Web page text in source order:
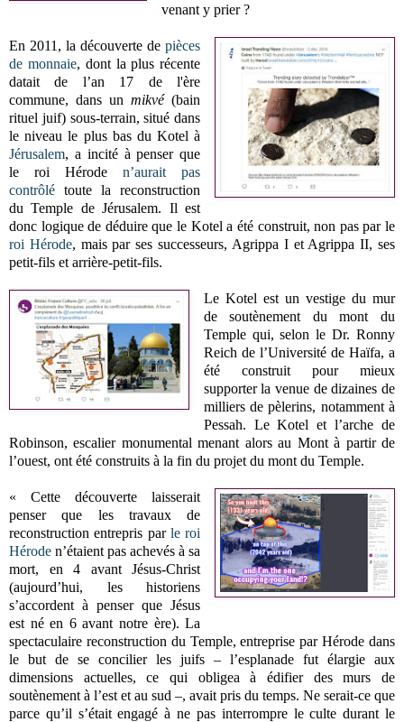
venant y prier ?
En 2011, la découverte depièces
de monnaie, dont la plus récente
datait de l’an 17 de l'ère
commune, dans unmikvé(bain
rituel juif) sous-terrain, situé dans
le niveau le plus bas du Kotel à
Jérusalem, a incité à penser que
le roi Héroden’aurait pas
contrôlé toute la reconstruction
du Temple de Jérusalem. Il est
donc logique de déduire que le Kotel a été construit, non pas par le
roi Hérode, mais par ses successeurs, Agrippa I et Agrippa II, ses
petit-fils et arrière-petit-fils.
Le Kotel est un vestige du mur
de soutènement du mont du
Temple qui, selon le Dr. Ronny
Reich de l’Université de Haïfa, a
été construit pour mieux
supporter la venue de dizaines de
milliers de pèlerins, notamment à
Pessah. Le Kotel et l’arche de
Robinson, escalier monumental menant alors au Mont à partir de
l’ouest, ont été construits à la fin du projet du mont du Temple.
« Cette découverte laisserait
penser que les travaux de
reconstruction entrepris par le roi
Hérode n’étaient pas achevés à sa
mort, en 4 avant Jésus-Christ
(aujourd’hui, les historiens
s’accordent à penser que Jésus
est né en 6 avant notre ère). La
spectaculaire reconstruction du Temple, entreprise par Hérode dans
le but de se concilier les juifs – l’esplanade fut élargie aux
dimensions actuelles, ce qui obligea à édifier des murs de
soutènement à l’est et au sud –, avait pris du temps. Ne serait-ce que
parce qu’il s’était engagé à ne pas interrompre le culte durant le